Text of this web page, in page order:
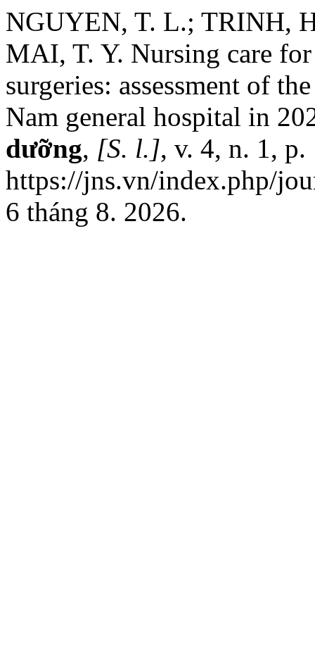
NGUYEN, T. L.; TRINH,
MAI, T. Y. Nursing care
surgeries: assessment of
Nam general hospital in
dưỡng, [S. l.], v. 4, n. 1,
https://jns.vn/index.php/
6 tháng 8. 2026.